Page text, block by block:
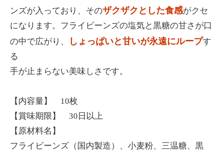
ンズが入っており、そのザクザクとした食感がクセ
になります。フライビーンズの塩気と黒糖の甘さが口
の中で広がり、
しょっぱいと甘いが永遠にループす
る
手が止まらない美味しさです。
【内容量】 10枚
【賞味期限】 30日以上
【原材料名】
フライビーンズ（国内製造）、小麦粉、三温糖、黒